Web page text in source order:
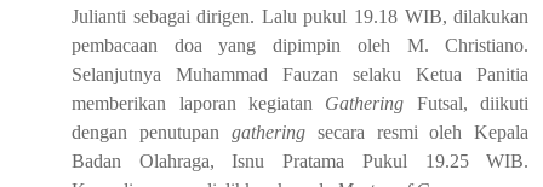
Julianti sebagai dirigen. Lalu pukul 19.18 WIB, dilakukan
pembacaan doa yang dipimpin oleh M. Christiano.
Selanjutnya Muhammad Fauzan selaku Ketua Panitia
memberikan laporan kegiatan Gathering Futsal, diikuti
dengan penutupan gatheringsecara resmi oleh Kepala
Badan Olahraga, Isnu Pratama Pukul 19.25 WIB.